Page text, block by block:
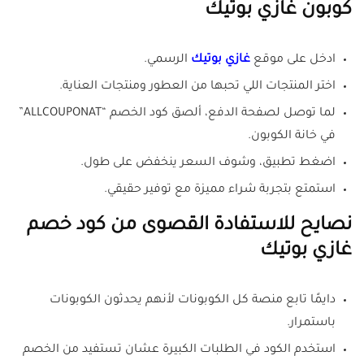
كوبون غازي بوتيك
ادخل على موقع غازي بوتيك الرسمي.
اختر المنتجات اللي تحبها من العطور ومنتجات العناية.
لما توصل لصفحة الدفع، ألصق كود الخصم “ALLCOUPONAT”
في خانة الكوبون.
اضغط تطبيق، وشوف السعر ينخفض على طول.
استمتع بتجربة شراء مميزة مع توفير حقيقي.
نصايح للاستفادة القصوى من كود خصم
غازي بوتيك
دايمًا تابع منصة كل الكوبونات لأنهم يحدثون الكوبونات
باستمرار.
استخدم الكود في الطلبات الكبيرة عشان تستفيد من الخصم